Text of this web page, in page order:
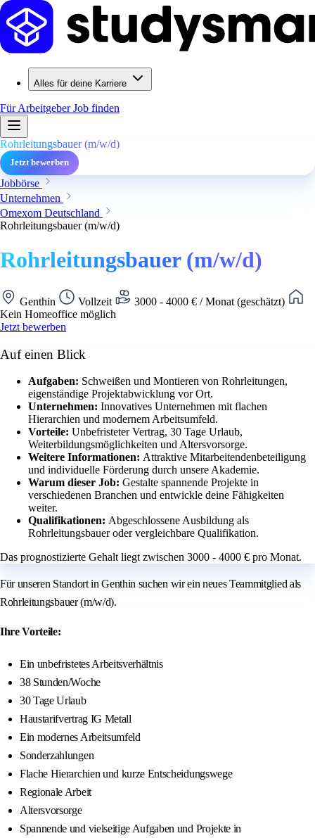
Alles für deine Karriere
Für ArbeitgeberJob finden
Rohrleitungsbauer (m/w/d)
Jetzt bewerben
Jobbörse
Unternehmen
Omexom Deutschland
Rohrleitungsbauer (m/w/d)
Rohrleitungsbauer (m/w/d)
Genthin Vollzeit
3000 - 4000 € / Monat (geschätzt)
Kein Homeoffice möglich
Jetzt bewerben
Auf einen Blick
Aufgaben: Schweißen und Montieren von Rohrleitungen,
eigenständige Projektabwicklung vor Ort.
Unternehmen: Innovatives Unternehmen mit flachen
Hierarchien und modernem Arbeitsumfeld.
Vorteile: Unbefristeter Vertrag, 30 Tage Urlaub,
Weiterbildungsmöglichkeiten und Altersvorsorge.
Weitere Informationen: Attraktive Mitarbeitendenbeteiligung
und individuelle Förderung durch unsere Akademie.
Warum dieser Job: Gestalte spannende Projekte in
verschiedenen Branchen und entwickle deine Fähigkeiten
weiter.
Qualifikationen: Abgeschlossene Ausbildung als
Rohrleitungsbauer oder vergleichbare Qualifikation.
Das prognostizierte Gehalt liegt zwischen 3000 - 4000 € pro Monat.
Für unseren Standort in Genthin suchen wir ein neues Teammitglied als
Rohrleitungsbauer (m/w/d).
Ihre Vorteile:
Ein unbefristetes Arbeitsverhältnis
38 Stunden/Woche
30 Tage Urlaub
Haustarifvertrag IG Metall
Ein modernes Arbeitsumfeld
Sonderzahlungen
Flache Hierarchien und kurze Entscheidungswege
Regionale Arbeit
Altersvorsorge
Spannende und vielseitige Aufgaben und Projekte in